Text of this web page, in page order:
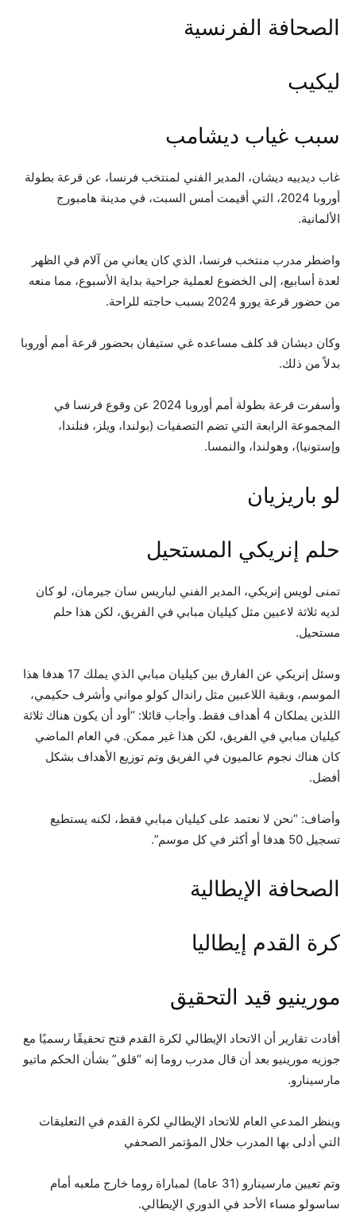
الصحافة الفرنسية
ليكيب
سبب غياب ديشامب
غاب ديدييه ديشان، المدير الفني لمنتخب فرنسا، عن قرعة بطولة
أوروبا 2024، التي أقيمت أمس السبت، في مدينة هامبورج
الألمانية.
واضطر مدرب منتخب فرنسا، الذي كان يعاني من آلام في الظهر
لعدة أسابيع، إلى الخضوع لعملية جراحية بداية الأسبوع، مما منعه
من حضور قرعة يورو 2024 بسبب حاجته للراحة.
وكان ديشان قد كلف مساعده غي ستيفان بحضور قرعة أمم أوروبا
بدلاً من ذلك.
وأسفرت قرعة بطولة أمم أوروبا 2024 عن وقوع فرنسا في
المجموعة الرابعة التي تضم التصفيات (بولندا، ويلز، فنلندا،
وإستونيا)، وهولندا، والنمسا.
لو باريزيان
حلم إنريكي المستحيل
تمنى لويس إنريكي، المدير الفني لباريس سان جيرمان، لو كان
لديه ثلاثة لاعبين مثل كيليان مبابي في الفريق، لكن هذا حلم
مستحيل.
وسئل إنريكي عن الفارق بين كيليان مبابي الذي يملك 17 هدفا هذا
الموسم، وبقية اللاعبين مثل راندال كولو مواني وأشرف حكيمي،
اللذين يملكان 4 أهداف فقط. وأجاب قائلا: “أود أن يكون هناك ثلاثة
كيليان مبابي في الفريق، لكن هذا غير ممكن. في العام الماضي
كان هناك نجوم عالميون في الفريق وتم توزيع الأهداف بشكل
أفضل.
وأضاف: “نحن لا نعتمد على كيليان مبابي فقط، لكنه يستطيع
تسجيل 50 هدفا أو أكثر في كل موسم”.
الصحافة الإيطالية
كرة القدم إيطاليا
مورينيو قيد التحقيق
أفادت تقارير أن الاتحاد الإيطالي لكرة القدم فتح تحقيقًا رسميًا مع
جوزيه مورينيو بعد أن قال مدرب روما إنه “قلق” بشأن الحكم ماتيو
مارسينارو.
وينظر المدعي العام للاتحاد الإيطالي لكرة القدم في التعليقات
التي أدلى بها المدرب خلال المؤتمر الصحفي
وتم تعيين مارسينارو (31 عاما) لمباراة روما خارج ملعبه أمام
ساسولو مساء الأحد في الدوري الإيطالي.